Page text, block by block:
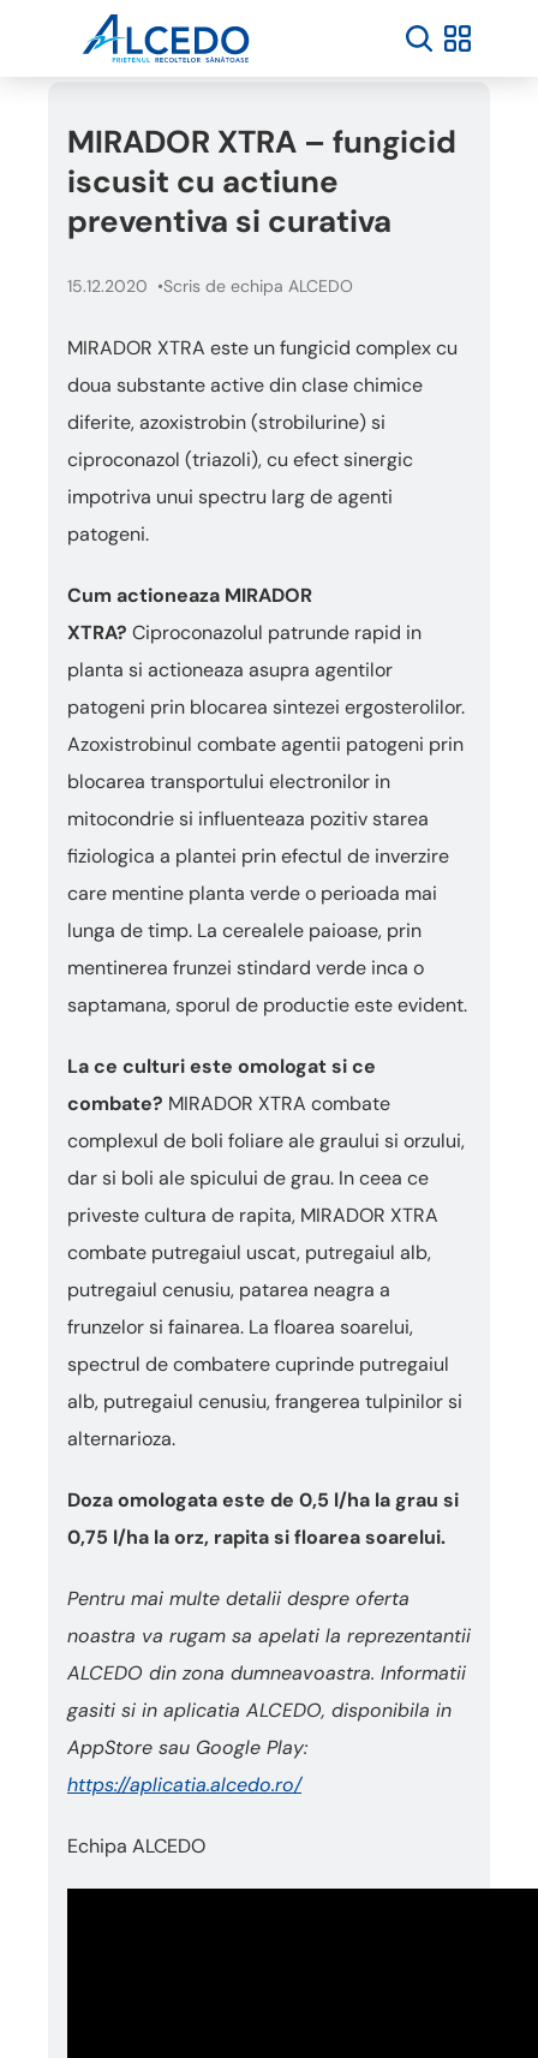
MIRADOR XTRA – fungicid
iscusit cu actiune
preventiva si curativa
15.12.2020 Scris de echipa ALCEDO
MIRADOR XTRA este un fungicid complex cu
doua substante active din clase chimice
diferite, azoxistrobin (strobilurine) si
ciproconazol (triazoli), cu efect sinergic
impotriva unui spectru larg de agenti
patogeni.
Cum actioneaza MIRADOR
XTRA? Ciproconazolul patrunde rapid in
planta si actioneaza asupra agentilor
patogeni prin blocarea sintezei ergosterolilor.
Azoxistrobinul combate agentii patogeni prin
blocarea transportului electronilor in
mitocondrie si influenteaza pozitiv starea
fiziologica a plantei prin efectul de inverzire
care mentine planta verde o perioada mai
lunga de timp. La cerealele paioase, prin
mentinerea frunzei stindard verde inca o
saptamana, sporul de productie este evident.
La ce culturi este omologat si ce
combate? MIRADOR XTRA combate
complexul de boli foliare ale graului si orzului,
dar si boli ale spicului de grau. In ceea ce
priveste cultura de rapita, MIRADOR XTRA
combate putregaiul uscat, putregaiul alb,
putregaiul cenusiu, patarea neagra a
frunzelor si fainarea. La floarea soarelui,
spectrul de combatere cuprinde putregaiul
alb, putregaiul cenusiu, frangerea tulpinilor si
alternarioza.
Doza omologata este de 0,5 l/ha la grau si
0,75 l/ha la orz, rapita si floarea soarelui.
Pentru mai multe detalii despre oferta
noastra va rugam sa apelati la reprezentantii
ALCEDO din zona dumneavoastra. Informatii
gasiti si in aplicatia ALCEDO, disponibila in
AppStore sau Google Play:
https://aplicatia.alcedo.ro/
Echipa ALCEDO